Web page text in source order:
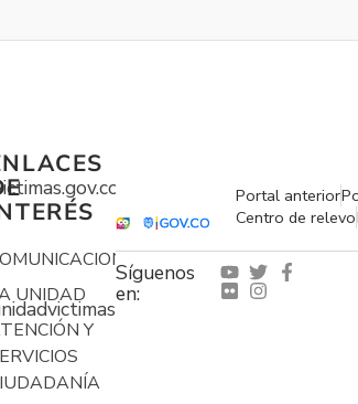
UNIDAD
Y
Portal anterior
Centro de relevo
Síguenos
en: